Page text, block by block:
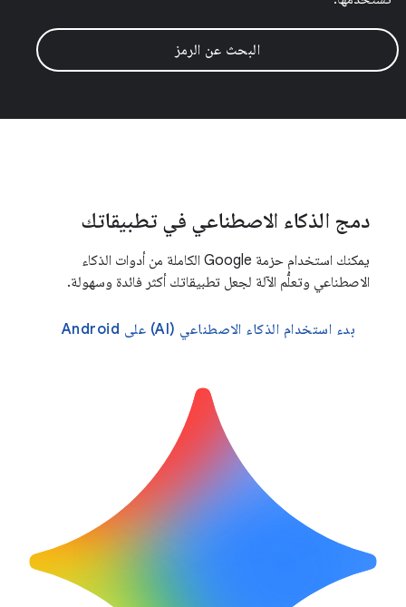
البحث عن الرمز
دمج الذكاء الاصطناعي في تطبيقاتك
يمكنك استخدام حزمة Google الكاملة من أدوات الذكاء
الاصطناعي وتعلُّم الآلة لجعل تطبيقاتك أكثر فائدة وسهولة.
بدء استخدام الذكاء الاصطناعي (AI) على Android